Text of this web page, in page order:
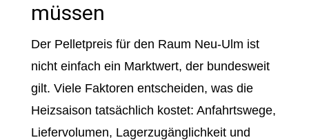
müssen
Der Pelletpreis für den Raum Neu-Ulm ist
nicht einfach ein Marktwert, der bundesweit
gilt. Viele Faktoren entscheiden, was die
Heizsaison tatsächlich kostet: Anfahrtswege,
Liefervolumen, Lagerzugänglichkeit und